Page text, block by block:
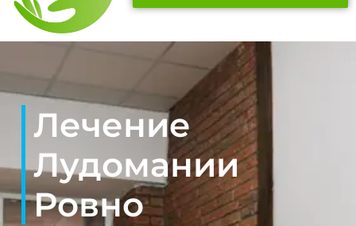
Лечение
Лудомании
Ровно